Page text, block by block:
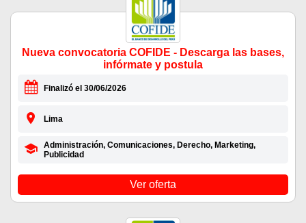
Nueva convocatoria COFIDE - Descarga las bases,
infórmate y postula
Finalizó el 30/06/2026
Lima
Administración, Comunicaciones, Derecho, Marketing,
Publicidad
Ver oferta